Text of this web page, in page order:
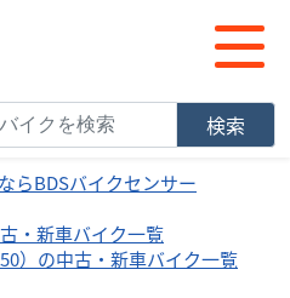
検索
らBDSバイクセンサー
・新車バイク一覧
）の中古・新車バイク一覧